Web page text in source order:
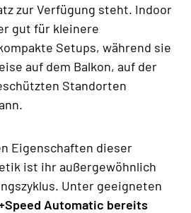
zur Verfügung steht. Indoor
gut für kleinere
Setups, während sie
auf dem Balkon, auf der
Standorten
Eigenschaften dieser
ist ihr außergewöhnlich
Unter geeigneten
Automatic bereits